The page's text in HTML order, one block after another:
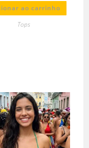
ao carrinho
Tops